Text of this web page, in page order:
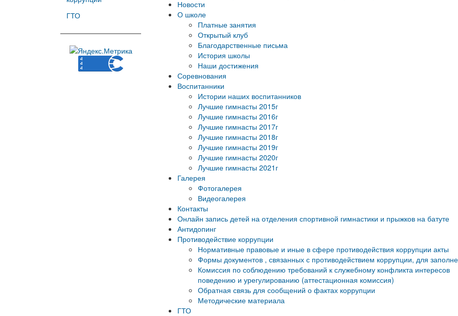
ГТО
Новости
О школе
Платные занятия
Открытый клуб
Благодарственные письма
История школы
Наши достижения
Соревнования
Воспитанники
Истории наших воспитанников
Лучшие гимнасты 2015г
Лучшие гимнасты 2016г
Лучшие гимнасты 2017г
Лучшие гимнасты 2018г
Лучшие гимнасты 2019г
Лучшие гимнасты 2020г
Лучшие гимнасты 2021г
Галерея
Фотогалерея
Видеогалерея
Контакты
Онлайн запись детей на отделения спортивной гимнастики и прыжков на батуте
Антидопинг
Противодействие коррупции
Нормативные правовые и иные в сфере противодействия коррупции акты
Формы документов , связанных с противодействием коррупции, для
Комиссия по соблюдению требований к служебному конфликта интересов
поведению и урегулированию (аттестационная комиссия)
Обратная связь для сообщений о фактах коррупции
Методические материала
ГТО